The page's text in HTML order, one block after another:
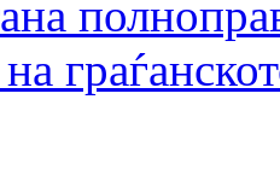
на